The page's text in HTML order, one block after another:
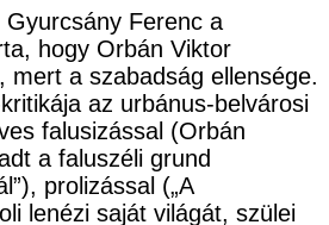
Ferenc a
hogy Orbán Viktor
mert a szabadság ellensége.
az urbánus-belvárosi
falusizással (Orbán
a faluszéli grund
prolizással („A
lenézi saját világát, szülei